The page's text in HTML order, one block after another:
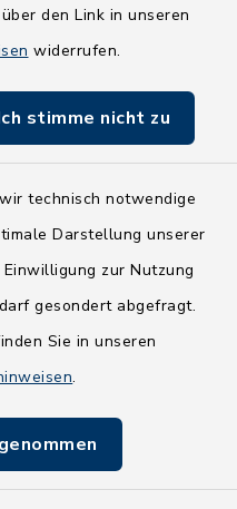
den Link in unseren
widerrufen.
stimme nicht zu
technisch notwendige
Darstellung unserer
zur Nutzung
gesondert abgefragt.
Sie in unseren
.